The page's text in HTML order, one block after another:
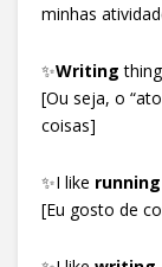
minhas
✨Writing
[Ou seja, o
coisas]
✨I like running
[Eu gosto de